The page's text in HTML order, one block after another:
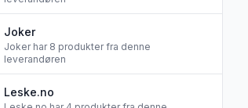
Joker
Joker har 8 produkter fra denne
leverandøren
Leske.no